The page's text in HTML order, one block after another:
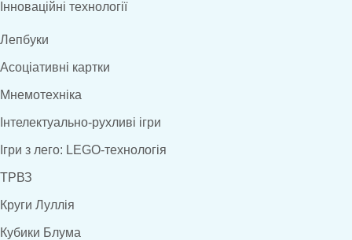
Інноваційні технології
Лепбуки
Асоціативні картки
Мнемотехніка
Інтелектуально-рухливі ігри
Ігри з лего: LEGO-технологія
ТРВЗ
Круги Луллія
Кубики Блума